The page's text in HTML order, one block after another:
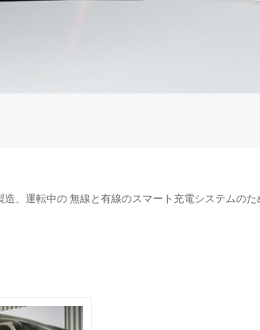
、運転中の 無線と有線のスマート充電システムの